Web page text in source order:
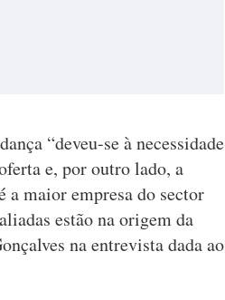
“deveu-se à necessidade
e, por outro lado, a
a maior empresa do sector
estão na origem da
na entrevista dada ao